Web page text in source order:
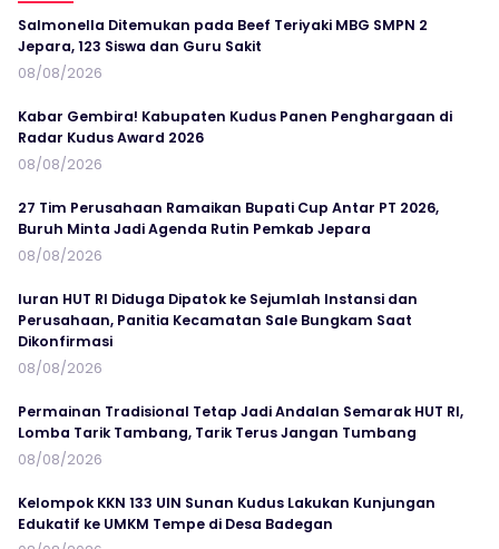
Salmonella Ditemukan pada Beef Teriyaki MBG SMPN 2
Jepara, 123 Siswa dan Guru Sakit
08/08/2026
Kabar Gembira! Kabupaten Kudus Panen Penghargaan di
Radar Kudus Award 2026
08/08/2026
27 Tim Perusahaan Ramaikan Bupati Cup Antar PT 2026,
Buruh Minta Jadi Agenda Rutin Pemkab Jepara
08/08/2026
Iuran HUT RI Diduga Dipatok ke Sejumlah Instansi dan
Perusahaan, Panitia Kecamatan Sale Bungkam Saat
Dikonfirmasi
08/08/2026
Permainan Tradisional Tetap Jadi Andalan Semarak HUT RI,
Lomba Tarik Tambang, Tarik Terus Jangan Tumbang
08/08/2026
Kelompok KKN 133 UIN Sunan Kudus Lakukan Kunjungan
Edukatif ke UMKM Tempe di Desa Badegan